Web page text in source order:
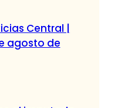
Central |
agosto de